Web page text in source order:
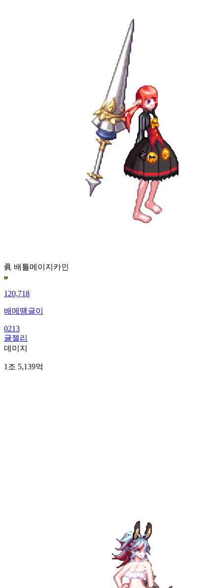
眞 배틀메이지 카인
120,718
배메땡글이
0213
귤젤리
데미지
1조 5,139억